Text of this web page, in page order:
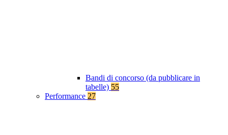
Bandi di concorso (da pubblicare in
tabelle) 55
Performance 27